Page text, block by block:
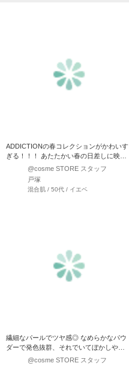
ADDICTIONの春コレクションがかわいす
ぎる！！！ あたたかい春の日差しに映え
そうなアイ…@cosme STORE スタッフ
戸塚
混合肌 / 50代 / イエベ
繊細なパールでツヤ感◎ なめらかなパウ
ダーで発色抜群、それでいてぼかしやす
いので単色でのグラ…
@cosme STORE スタッフ